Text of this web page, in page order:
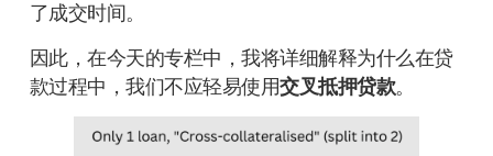
了成交时间。
因此，在今天的专栏中，我将详细解释为什么在贷
款过程中，我们不应轻易使用交叉抵押贷款。